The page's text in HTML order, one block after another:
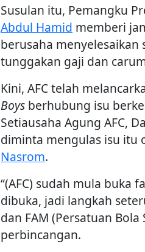
Susulan itu, Pemangku
Abdul Hamid memberi
berusaha
tunggakan gaji dan
Kini, AFC telah
Boys berhubung isu
Setiausaha Agung AFC,
diminta mengulas isu itu
Nasrom.
“(AFC) sudah mula buka
dibuka, jadi langkah
dan FAM (Persatuan
perbincangan.